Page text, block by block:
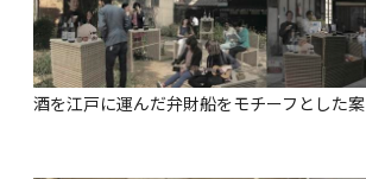
酒を江戸に運んだ弁財船をモチーフとした案